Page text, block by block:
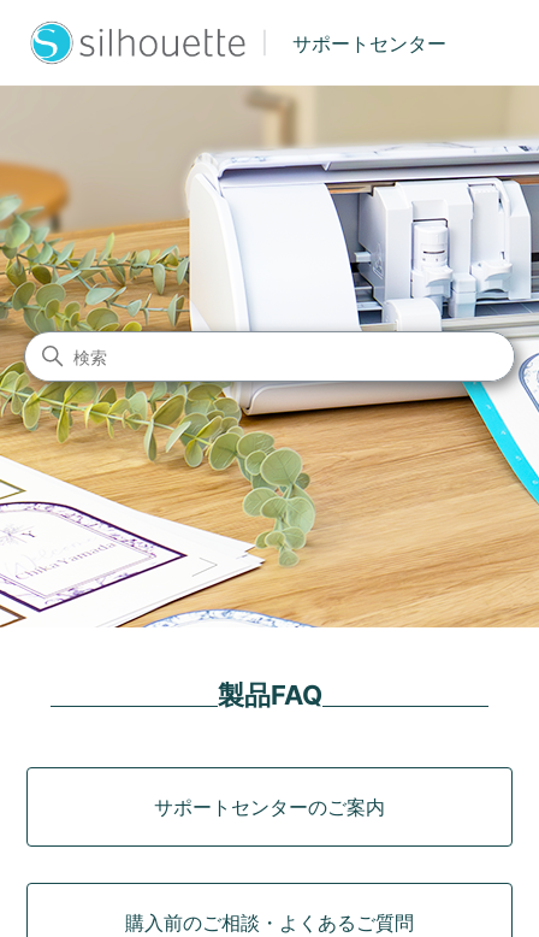
サポートセンター
シルエットジャパン サポート
検索
製品FAQ
サポートセンターのご案内
購入前のご相談・よくあるご質問